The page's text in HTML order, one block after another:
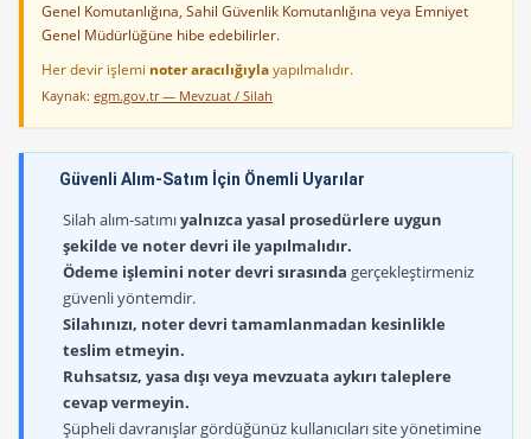
Genel Komutanlığına, Sahil Güvenlik Komutanlığına veya Emniyet
Genel Müdürlüğüne hibe edebilirler.
Her devir işlemi noter aracılığıylayapılmalıdır.
Kaynak: egm.gov.tr — Mevzuat / Silah
Güvenli Alım-Satım İçin Önemli Uyarılar
Silah alım-satımıyalnızca yasal prosedürlere uygun
şekilde ve noter devri ile yapılmalıdır.
Ödeme işlemini noter devri sırasında gerçekleştirmeniz
güvenli yöntemdir.
Silahınızı, noter devri tamamlanmadan kesinlikle
teslim etmeyin.
Ruhsatsız, yasa dışı veya mevzuata aykırı taleplere
cevap vermeyin.
Şüpheli davranışlar gördüğünüz kullanıcıları site yönetimine